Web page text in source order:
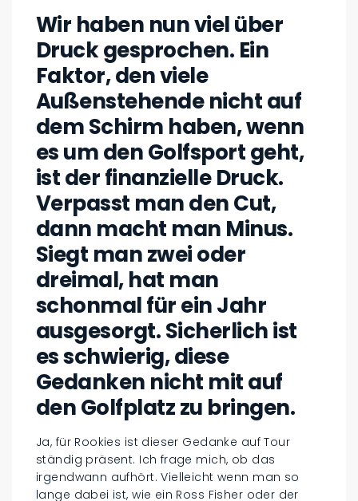
Wir haben nun viel über
Druck gesprochen. Ein
Faktor, den viele
Außenstehende nicht auf
dem Schirm haben, wenn
es um den Golfsport geht,
ist der finanzielle Druck.
Verpasst man den Cut,
dann macht man Minus.
Siegt man zwei oder
dreimal, hat man
schonmal für ein Jahr
ausgesorgt. Sicherlich ist
es schwierig, diese
Gedanken nicht mit auf
den Golfplatz zu bringen.
Ja, für Rookies ist dieser Gedanke auf Tour
ständig präsent. Ich frage mich, ob das
irgendwann aufhört. Vielleicht wenn man so
lange dabei ist, wie ein Ross Fisher oder der